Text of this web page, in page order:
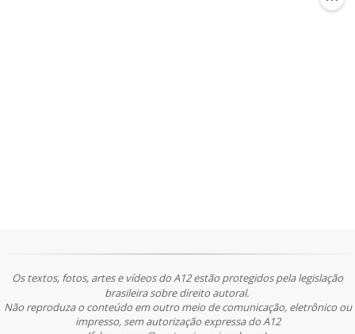
Os textos, fotos, artes e vídeos do A12 estão protegidos pela legislação
brasileira sobre direito autoral.
Não reproduza o conteúdo em outro meio de comunicação, eletrônico ou
impresso, sem autorização expressa do A12